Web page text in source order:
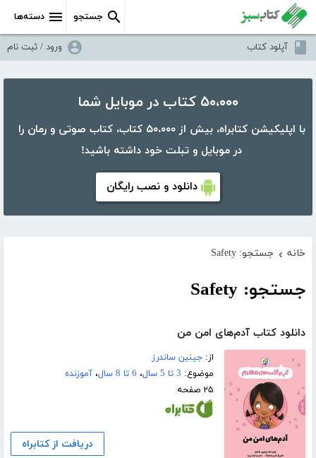
دسته‌ها جستجو
آپلود کتاب ورود / ثبت نام
۵۰،۰۰۰ کتاب در موبایل شما
با اپلیکیشن کتابراه، بیش از ۵۰،۰۰۰ کتاب، کتاب صوتی و رمان را
در موبایل و تبلت خود داشته باشید!
دانلود و نصب رایگان
خانه › جستجو: Safety
جستجو: Safety
دانلود کتاب آدم‌های امن من
از:جینین ساندرز
موضوع: 3 تا 5 سال ، 6 تا 8 سال ،آموزنده
۲۵ صفحه
دریافت از کتابراه